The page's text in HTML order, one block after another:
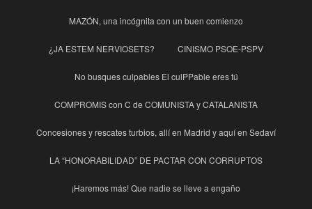
MAZÓN, una incógnita con un buen comienzo
¿JA ESTEM NERVIOSETS? CINISMO PSOE-PSPV
No busques culpables El culPPable eres tú
COMPROMIS con C de COMUNISTA y CATALANISTA
Concesiones y rescates turbios, allí en Madrid y aquí en Sedaví
LA “HONORABILIDAD” DE PACTAR CON CORRUPTOS
¡Haremos más! Que nadie se lleve a engaño